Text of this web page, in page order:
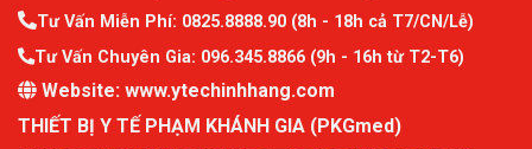
Tư Vấn Miễn Phí: 0825.8888.90 (8h - 18h cả T7/CN/Lễ)
Tư Vấn Chuyên Gia: 096.345.8866 (9h - 16h từ T2-T6)
Website: www.ytechinhhang.com
THIẾT BỊ Y TẾ PHẠM KHÁNH GIA (PKGmed)